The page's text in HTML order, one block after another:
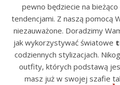
pewno będziecie na
tendencjami. Z naszą pomocą
niezauważone. Doradzimy
jak wykorzystywać światowe
codziennych stylizacjach.
outfity, których podstawą
masz już w swojej szafie